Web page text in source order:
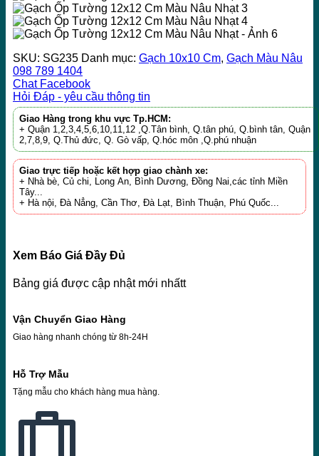
SKU: SG235 Danh mục: Gạch 10x10 Cm, Gạch Màu Nâu
098 789 1404
Chat Facebook
Hỏi Đáp - yêu cầu thông tin
Giao Hàng trong khu vực Tp.HCM:
+ Quận 1,2,3,4,5,6,10,11,12 ,Q.Tân bình, Q.tân phú, Q.bình tân, Quận
2,7,8,9, Q.Thủ đức, Q. Gò vấp, Q.hóc môn ,Q.phú nhuận
Giao trực tiếp hoặc kết hợp giao chành xe:
+ Nhà bè, Củ chi, Long An, Bình Dương, Đồng Nai,các tỉnh Miền
Tây...
+ Hà nội, Đà Nẳng, Cần Thơ, Đà Lạt, Bình Thuận, Phú Quốc...
Xem Báo Giá Đầy Đủ
Bảng giá được cập nhật mới nhấtt
Vận Chuyển Giao Hàng
Giao hàng nhanh chóng từ 8h-24H
Hỗ Trợ Mẫu
Tặng mẫu cho khách hàng mua hàng.